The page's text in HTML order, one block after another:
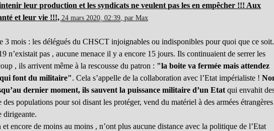
leur production et les syndicats ne veulent pas les en empêcher !!! Aux
et leur vie !!!, 24 mars 2020, 02:39 ,parMax
3 mois : les délégués du CHSCT injoignables ou indisponibles pour quoi que ce soit.
n’existait pas , aucune menace il y a encore 15 jours. Ils continuaient de serrer les
, ils arrivent même à la rescousse du patron : "la boite va fermée mais attendez
qui font du militaire". Cela s’appelle de la collaboration avec l’Etat impérialiste !
dernier moment, ils sauvent la puissance militaire d’un Etatqui envahit
populations pour soi disant les protéger, vend du matériel à des armées étrangères
dirigeante.
encore de moins au moins , n’ont plus aucune distance avec la politique de l’Etat